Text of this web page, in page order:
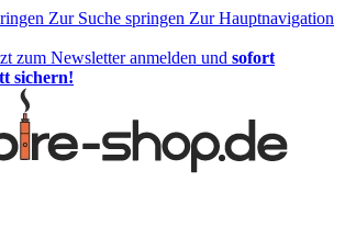
Zur Suche springen Zur Hauptnavigation
zum Newsletter anmelden und sofort
sichern!